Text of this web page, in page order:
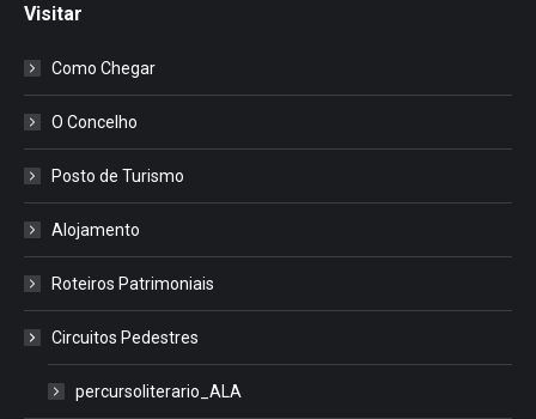
Visitar
Como Chegar
O Concelho
Posto de Turismo
Alojamento
Roteiros Patrimoniais
Circuitos Pedestres
percursoliterario_ALA